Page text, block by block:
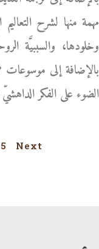
مهمة منها لشرح
وخلودها، والسببيَّة
بالإضافة إلى
الضوء على الفكر
5 Next